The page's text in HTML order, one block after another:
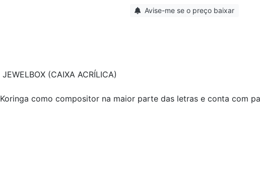
Avise-me se o preço baixar
(CAIXA ACRÍLICA)
como compositor na maior parte das letras e conta com